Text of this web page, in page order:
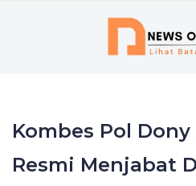
Kombes Pol
Resmi Menjabat